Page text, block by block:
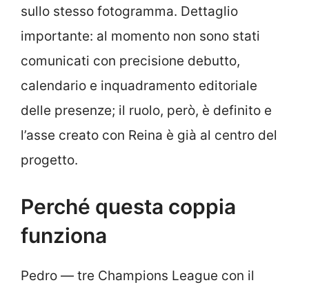
sullo stesso fotogramma. Dettaglio
importante: al momento non sono stati
comunicati con precisione debutto,
calendario e inquadramento editoriale
delle presenze; il ruolo, però, è definito e
l’asse creato con Reina è già al centro del
progetto.
Perché questa coppia
funziona
Pedro — tre Champions League con il